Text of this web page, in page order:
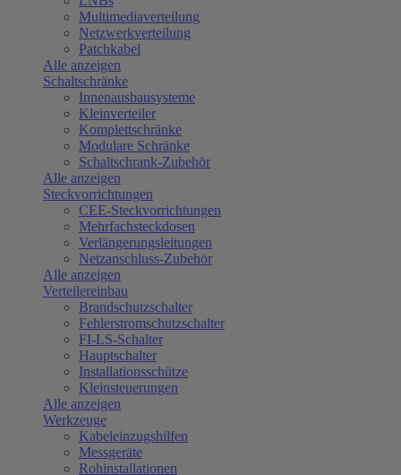
Multimediaverteilung
Netzwerkverteilung
Patchkabel
Alle anzeigen
Schaltschränke
Innenausbausysteme
Kleinverteiler
Komplettschränke
Modulare Schränke
Schaltschrank-Zubehör
Alle anzeigen
Steckvorrichtungen
CEE-Steckvorrichtungen
Mehrfachsteckdosen
Verlängerungsleitungen
Netzanschluss-Zubehör
Alle anzeigen
Verteilereinbau
Brandschutzschalter
Fehlerstromschutzschalter
FI-LS-Schalter
Hauptschalter
Installationsschütze
Kleinsteuerungen
Alle anzeigen
Werkzeuge
Kabeleinzugshilfen
Messgeräte
Rohinstallationen